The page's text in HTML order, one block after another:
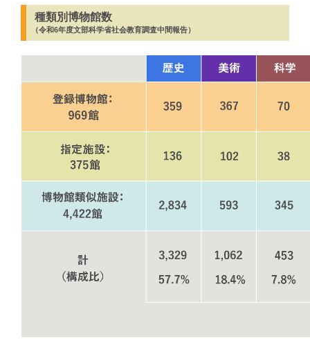
種類別博物館数
（令和6年度文部科学省社会教育調査中間報告）